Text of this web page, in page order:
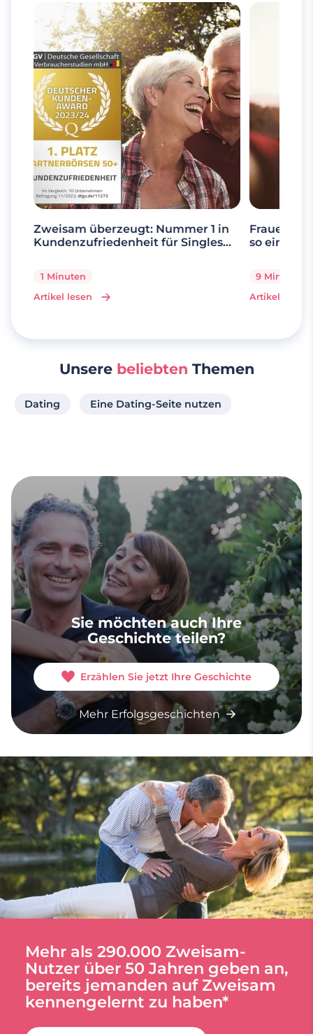
Zweisam überzeugt: Nummer 1 in
Kundenzufriedenheit für Singles
1 Minuten
Artikel lesen
Frauen ab
so einfach
9 Minuten
Artikel lesen
Unsere beliebten Themen
Dating Eine Dating-Seite nutzen
Sie möchten auch Ihre
Geschichte teilen?
Erzählen Sie jetzt Ihre Geschichte
Mehr Erfolgsgeschichten
Mehr als 290.000 Zweisam-
Nutzer über 50 Jahren geben an,
bereits jemanden auf Zweisam
kennengelernt zu haben*